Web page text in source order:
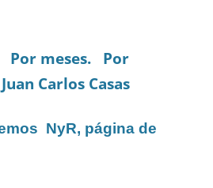
Por meses.
Por
Carlos Casas
NyR, página de